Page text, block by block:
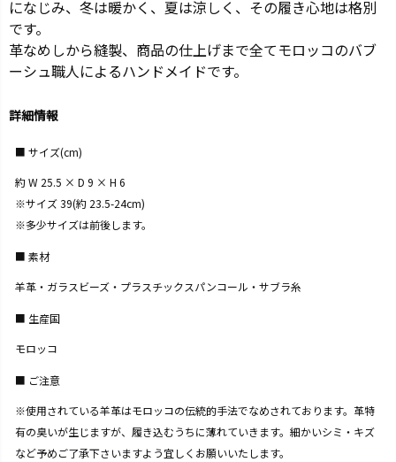
になじみ、冬は暖かく、夏は涼しく、その履き心地は格別
です。
革なめしから縫製、商品の仕上げまで全てモロッコのバブ
ーシュ職人によるハンドメイドです。
詳細情報
サイズ(cm)
約 W 25.5 × D 9 × H 6
※サイズ 39(約 23.5-24cm)
※多少サイズは前後します。
素材
羊革・ガラスビーズ・プラスチックスパンコール・サブラ糸
生産国
モロッコ
ご注意
※使用されている羊革はモロッコの伝統的手法でなめされております。革特
有の臭いが生じますが、履き込むうちに薄れていきます。細かいシミ・キズ
など予めご了承下さいますよう宜しくお願いいたします。